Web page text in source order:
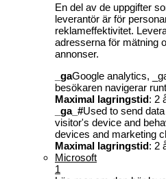
En del av de uppgifter
leverantör är för
reklameffektivitet.
adresserna för mätning
annonser.
_gaGoogle analytics,
besökaren navigerar
Maximal lagringstid: 2
_ga_#Used to send
visitor's device and
devices and marketing
Maximal lagringstid: 2
Microsoft
1